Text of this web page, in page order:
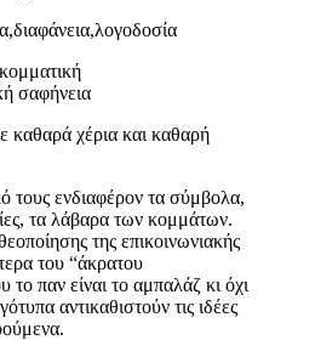
σαφήνεια
καθαρά χέρια και καθαρή
τους ενδιαφέρον τα σύμβολα,
τα λάβαρα των κομμάτων.
της επικοινωνιακής
του “άκρατου
το παν είναι το αμπαλάζ κι όχι
αντικαθιστούν τις ιδέες